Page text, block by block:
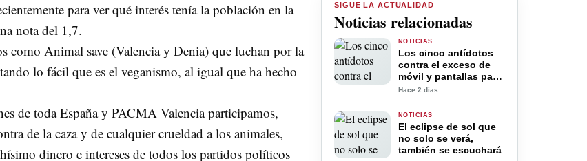
para ver qué interés tenía la población en la
nota del 1,7.
como Animal save (Valencia y Denia) que luchan por la
lo fácil que es el veganismo, al igual que ha hecho
de toda España y PACMA Valencia participamos,
de la caza y de cualquier crueldad a los animales,
dinero e intereses de todos los partidos políticos
SIGUE LA ACTUALIDAD
Noticias relacionadas
NOTICIAS
Los cinco antídotos
contra el exceso de
móvil y pantallas para
la desconexión digital
Hace 2 días
NOTICIAS
El eclipse de sol que
no solo se verá,
también se escuchará